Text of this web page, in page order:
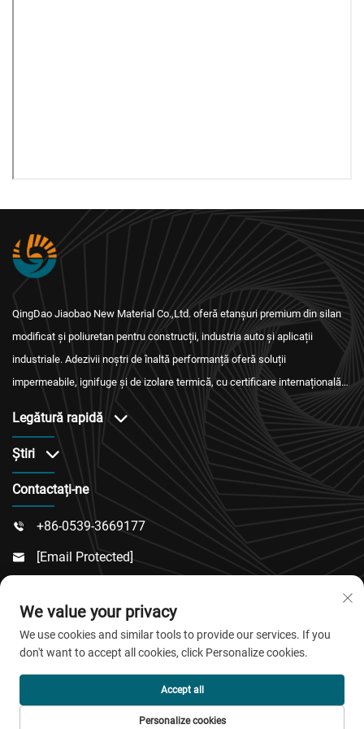
QingDao Jiaobao New Material Co.,Ltd. oferă etanșuri premium din silan
modificat și poliuretan pentru construcții, industria auto și aplicații
industriale. Adezivii noștri de înaltă performanță oferă soluții
impermeabile, ignifuge și de izolare termică, cu certificare internațională
Legătură rapidă
Știri
Contactați-ne
 +86-0539-3669177
 [email Protected]
Județul Linqu, Orașul Weifang, Provincia Shandong
Drepturi de autor © 2026 QingDao Jiaobao New Material
Co.,Ltd. Toate drepturile rezervate.
We value your privacy
We use cookies and similar tools to provide our services. If you
don't want to accept all cookies, click Personalize cookies.
Personalize cookies
Accept all